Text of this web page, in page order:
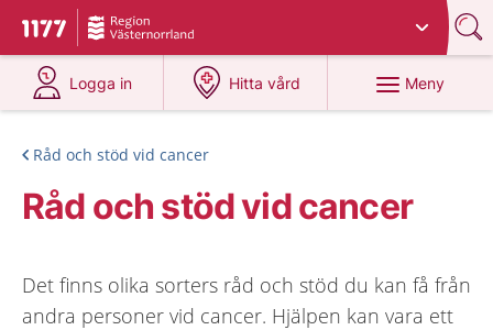
Till startsidan för 1177
Du har valt region
Logga in
på 1177.se
Hitta vård
på 1177.se
Meny
Råd och stöd vid cancer
Råd och stöd vid cancer
Det finns olika sorters råd och stöd du kan få från
andra personer vid cancer. Hjälpen kan vara ett